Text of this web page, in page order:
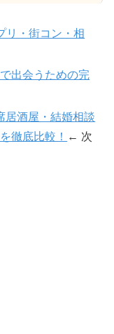
リ・街コン・相
出会うための完
居酒屋・結婚相談
徹底比較！ ← 次